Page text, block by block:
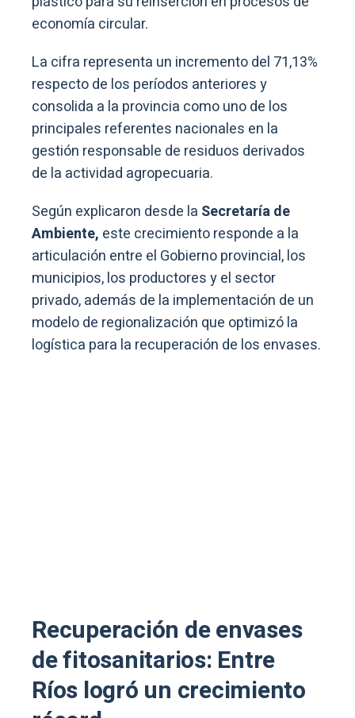
economía circular.
La cifra representa un incremento del 71,13%
respecto de los períodos anteriores y
consolida a la provincia como uno de los
principales referentes nacionales en la
gestión responsable de residuos derivados
de la actividad agropecuaria.
Según explicaron desde la Secretaría de
Ambiente, este crecimiento responde a la
articulación entre el Gobierno provincial, los
municipios, los productores y el sector
privado, además de la implementación de un
modelo de regionalización que optimizó la
logística para la recuperación de los envases.
Recuperación de envases
de fitosanitarios: Entre
Ríos logró un crecimiento